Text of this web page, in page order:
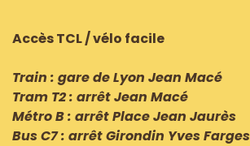
Accès TCL / vélo facile
Train : gare de Lyon Jean Macé
Tram T2 : arrêt Jean Macé
Métro B : arrêt Place Jean Jaurès
Bus C7 : arrêt Girondin Yves Farges